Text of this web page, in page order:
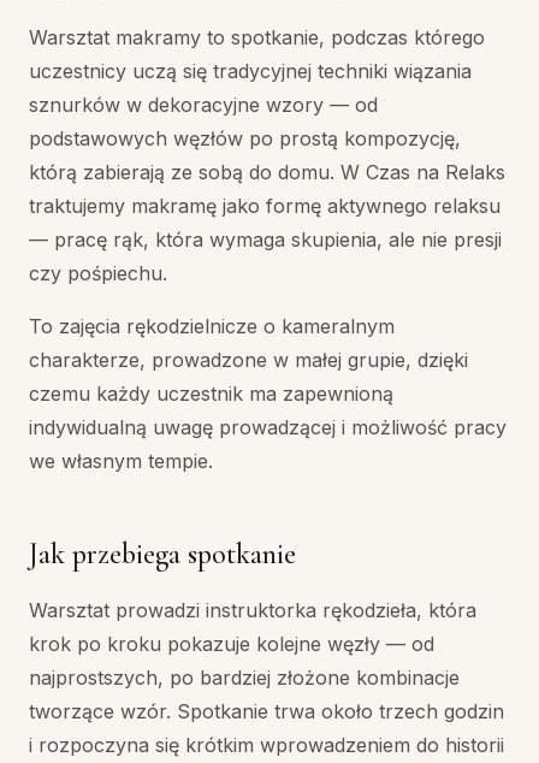
Warsztat makramy to spotkanie, podczas którego
uczestnicy uczą się tradycyjnej techniki wiązania
sznurków w dekoracyjne wzory — od
podstawowych węzłów po prostą kompozycję,
którą zabierają ze sobą do domu. W Czas na Relaks
traktujemy makramę jako formę aktywnego relaksu
— pracę rąk, która wymaga skupienia, ale nie presji
czy pośpiechu.
To zajęcia rękodzielnicze o kameralnym
charakterze, prowadzone w małej grupie, dzięki
czemu każdy uczestnik ma zapewnioną
indywidualną uwagę prowadzącej i możliwość pracy
we własnym tempie.
Jak przebiega spotkanie
Warsztat prowadzi instruktorka rękodzieła, która
krok po kroku pokazuje kolejne węzły — od
najprostszych, po bardziej złożone kombinacje
tworzące wzór. Spotkanie trwa około trzech godzin
i rozpoczyna się krótkim wprowadzeniem do historii